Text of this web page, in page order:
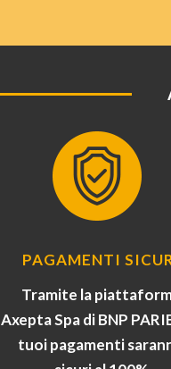
PAGAMENTI
Tramite la
Axepta Spa di BNP
tuoi pagamenti